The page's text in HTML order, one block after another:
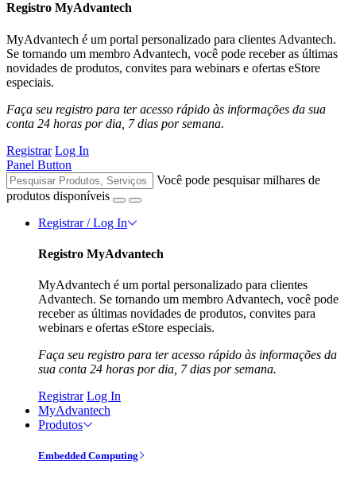
Registro MyAdvantech
MyAdvantech é um portal personalizado para clientes Advantech.
Se tornando um membro Advantech, você pode receber as últimas
novidades de produtos, convites para webinars e ofertas eStore
especiais.
Faça seu registro para ter acesso rápido às informações da sua
conta 24 horas por dia, 7 dias por semana.
Registrar Log In
Panel Button
Você pode pesquisar milhares de
produtos disponíveis
Registrar / Log In
Registro MyAdvantech
MyAdvantech é um portal personalizado para clientes
Advantech. Se tornando um membro Advantech, você pode
receber as últimas novidades de produtos, convites para
webinars e ofertas eStore especiais.
Faça seu registro para ter acesso rápido às informações da
sua conta 24 horas por dia, 7 dias por semana.
Registrar Log In
MyAdvantech
Produtos
Embedded Computing